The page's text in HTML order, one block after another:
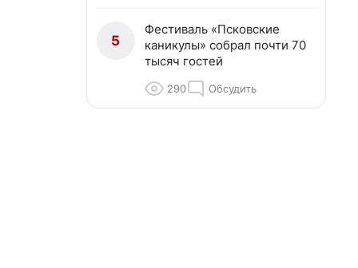
5
Фестиваль «Псковские
каникулы» собрал почти 70
тысяч гостей
290 Обсудить